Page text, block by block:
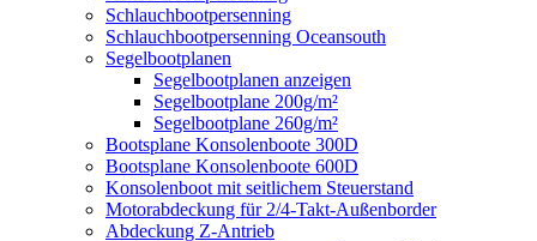
Schlauchbootpersenning
Schlauchbootpersenning Oceansouth
Segelbootplanen
Segelbootplanen anzeigen
Segelbootplane 200g/m²
Segelbootplane 260g/m²
Bootsplane Konsolenboote 300D
Bootsplane Konsolenboote 600D
Konsolenboot mit seitlichem Steuerstand
Motorabdeckung für 2/4-Takt-Außenborder
Abdeckung Z-Antrieb